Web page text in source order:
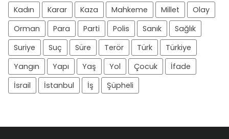
Kadın
Karar Kaza Mahkeme Millet
Olay
Orman
Para Parti Polis Sanık
Sağlık
Suriye
Suç Süre Terör Türk
Türkiye
Yangın
Yapı Yaş Yol Çocuk
İfade
İsrail
İstanbul İş Şüpheli